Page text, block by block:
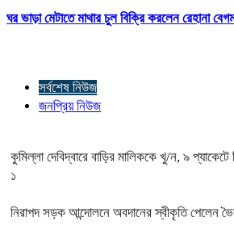
ঘর ভাড়া মেটাতে মাথার চুল বিক্রি করলেন রেহানা
সর্বশেষ নিউজ
জনপ্রিয় নিউজ
কুমিল্লা দেবিদ্বারে বাড়ির মালিককে খু/ন, ৯
১
নিরাপদ সড়ক আন্দোলনে অবদানের স্বীকৃতি পেলেন